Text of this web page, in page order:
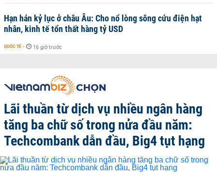
Hạn hán kỷ lục ở châu Âu: Cho nổ lòng sông cứu điện hạt
nhân, kinh tế tổn thất hàng tỷ USD
QUỐC TẾ - 16 giờ trước
Lãi thuần từ dịch vụ nhiều ngân hàng
tăng ba chữ số trong nửa đầu năm:
Techcombank dẫn đầu, Big4 tụt hạng